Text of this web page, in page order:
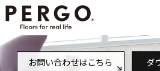
お問い合わせはこちら ダ